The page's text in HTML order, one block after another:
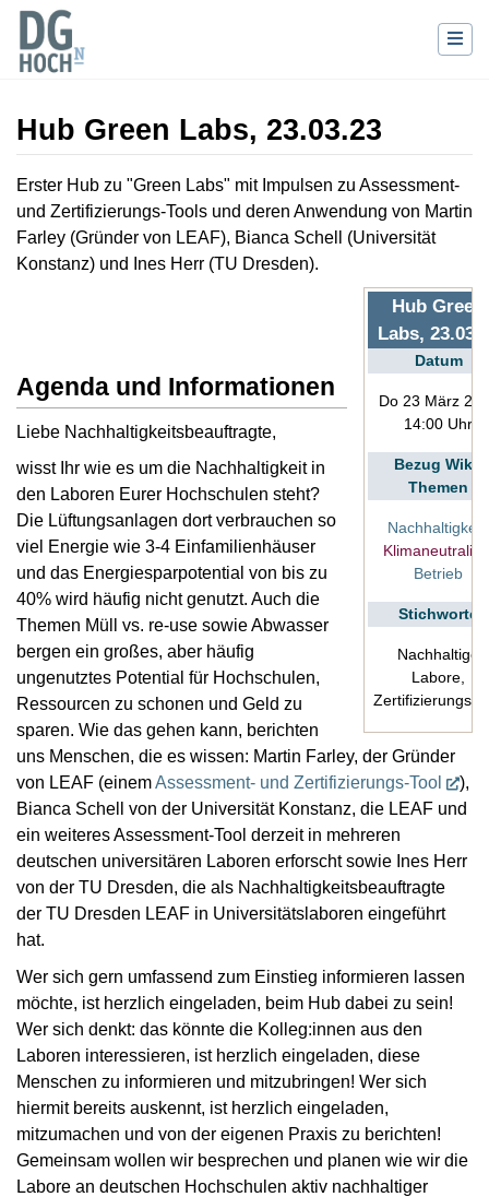
Hub Green Labs, 23.03.23
Wechseln zu:Navigation,Suche
Erster Hub zu "Green Labs" mit Impulsen zu Assessment-
und Zertifizierungs-Tools und deren Anwendung von Martin
Farley (Gründer von LEAF), Bianca Schell (Universität
Konstanz) und Ines Herr (TU Dresden).
Hub Green
Labs,
Datum
Do 23 März
14:00 Uhr
Bezug Wiki-
Themen
Nachhaltigkeit
Klimaneutralität
Betrieb
Stichworte
Nachhaltige
Labore,
Agenda und Informationen
Liebe Nachhaltigkeitsbeauftragte,
wisst Ihr wie es um die Nachhaltigkeit in
den Laboren Eurer Hochschulen steht?
Die Lüftungsanlagen dort verbrauchen so
viel Energie wie 3-4 Einfamilienhäuser
und das Energiesparpotential von bis zu
40% wird häufig nicht genutzt. Auch die
Themen Müll vs. re-use sowie Abwasser
bergen ein großes, aber häufig
ungenutztes Potential für Hochschulen,
Ressourcen zu schonen und Geld zu
sparen. Wie das gehen kann, berichten
uns Menschen, die es wissen: Martin Farley, der Gründer
von LEAF (einemAssessment- und Zertifizierungs-Tool
),
Bianca Schell von der Universität Konstanz, die LEAF und
ein weiteres Assessment-Tool derzeit in mehreren
deutschen universitären Laboren erforscht sowie Ines Herr
von der TU Dresden, die als Nachhaltigkeitsbeauftragte
der TU Dresden LEAF in Universitätslaboren eingeführt
hat.
Wer sich gern umfassend zum Einstieg informieren lassen
möchte, ist herzlich eingeladen, beim Hub dabei zu sein!
Wer sich denkt: das könnte die Kolleg:innen aus den
Laboren interessieren, ist herzlich eingeladen, diese
Menschen zu informieren und mitzubringen! Wer sich
hiermit bereits auskennt, ist herzlich eingeladen,
mitzumachen und von der eigenen Praxis zu berichten!
Gemeinsam wollen wir besprechen und planen wie wir die
Labore an deutschen Hochschulen aktiv nachhaltiger